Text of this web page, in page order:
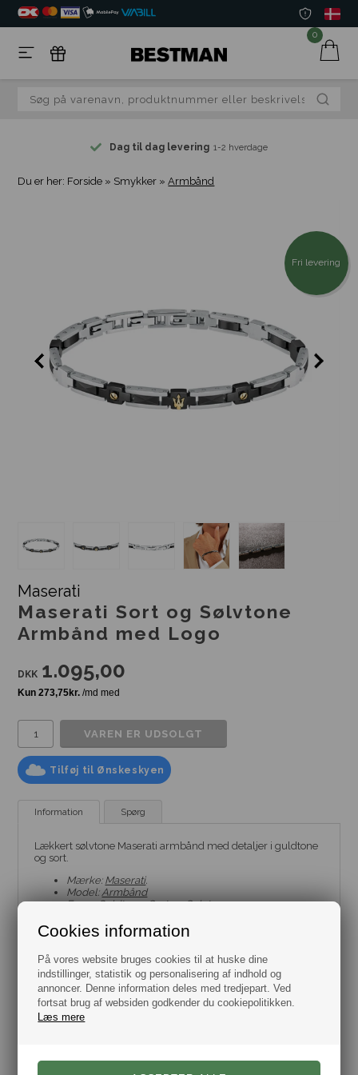
Cookies information
På vores website bruges cookies til at huske dine
indstillinger, statistik og personalisering af indhold og
annoncer. Denne information deles med tredjepart. Ved
fortsat brug af websiden godkender du cookiepolitikken.
Læs mere
0
Dag til dag levering 1-2 hverdage
Du er her: Forside » Smykker »Armbånd
Fri levering
Maserati
Maserati Sort og Sølvtone
Armbånd med Logo
DKK 1.095,00
Tilføj til Ønskeskyen
Information Spørg
Lækkert sølvtone Maserati armbånd med detaljer i guldtone
og sort.
Mærke: Maserati.
Model:Armbånd
Farve: Guldtone, Sort og Sølvtone
Længde: Justerbart fra 19 cm. til 21 cm.
Bredde: 6 mm.
Armbåndet leveres i flot gaveæske.
Autoriseret Dansk Maserati forhandler.